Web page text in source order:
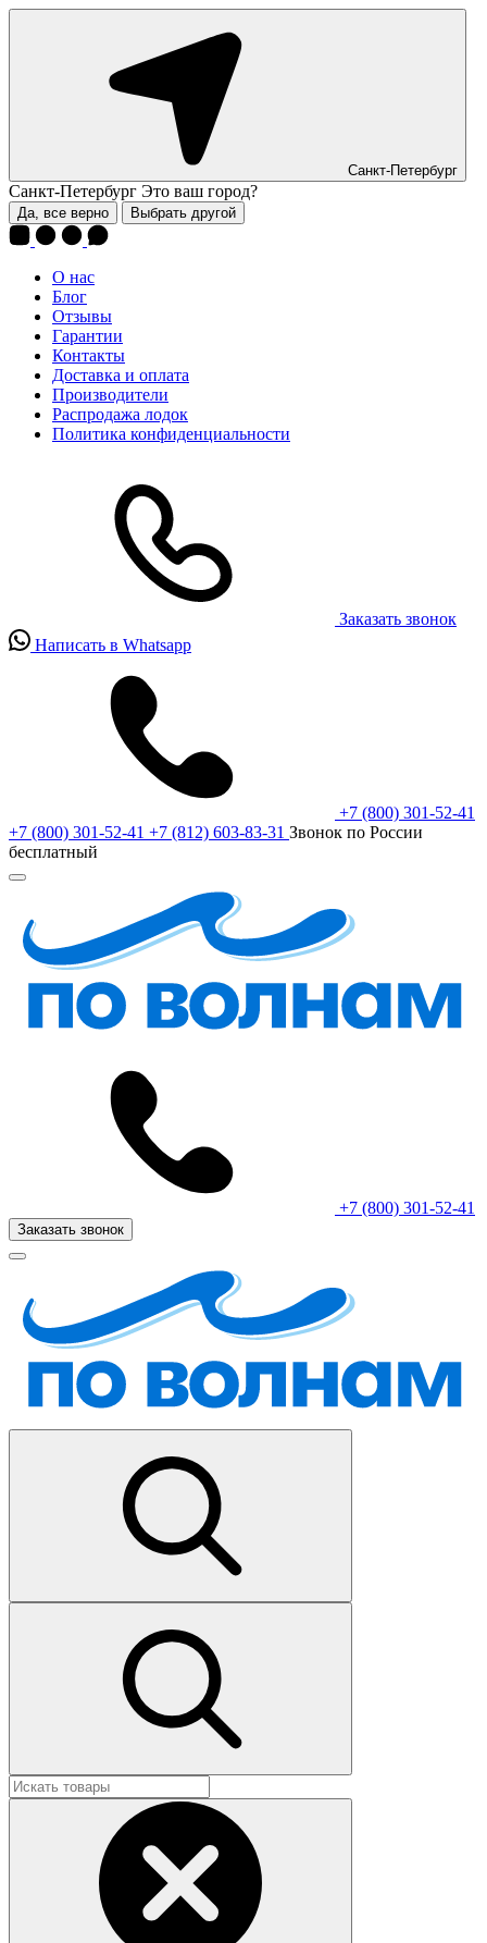
Санкт-Петербург
Санкт-Петербург Это ваш город?
Да, все верно Выбрать другой
О нас
Блог
Отзывы
Гарантии
Контакты
Доставка и оплата
Производители
Распродажа лодок
Политика конфиденциальности
Заказать звонок
Написать в Whatsapp
+7 (800) 301-52-41
+7 (800) 301-52-41 +7 (812) 603-83-31 Звонок по России
бесплатный
+7 (800) 301-52-41
Заказать звонок